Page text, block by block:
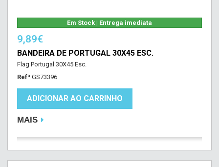
Em Stock | Entrega imediata
9,89€
BANDEIRA DE PORTUGAL 30X45 ESC.
Flag Portugal 30X45 Esc.
Refª GS73396
ADICIONAR AO CARRINHO
MAIS